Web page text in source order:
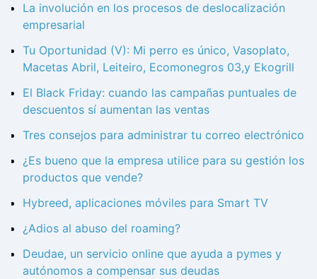
La involución en los procesos de deslocalización
empresarial
Tu Oportunidad (V): Mi perro es único, Vasoplato,
Macetas Abril, Leiteiro, Ecomonegros 03,y Ekogrill
El Black Friday: cuando las campañas puntuales de
descuentos sí aumentan las ventas
Tres consejos para administrar tu correo electrónico
¿Es bueno que la empresa utilice para su gestión los
productos que vende?
Hybreed, aplicaciones móviles para Smart TV
¿Adios al abuso del roaming?
Deudae, un servicio online que ayuda a pymes y
autónomos a compensar sus deudas